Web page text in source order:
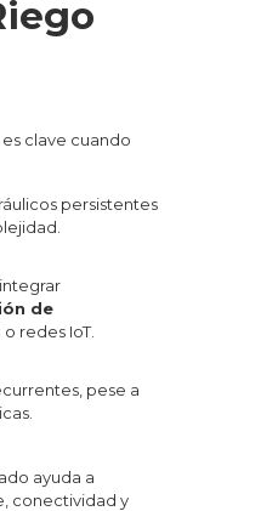
clave cuando
persistentes
de
o redes IoT.
pese a
ayuda a
conectividad y